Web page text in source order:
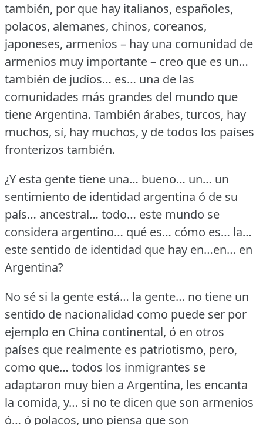
también, por que hay italianos, españoles,
polacos, alemanes, chinos, coreanos,
japoneses, armenios – hay una comunidad de
armenios muy importante – creo que es un…
también de judíos… es… una de las
comunidades más grandes del mundo que
tiene Argentina. También árabes, turcos, hay
muchos, sí, hay muchos, y de todos los países
fronterizos también.
¿Y esta gente tiene una… bueno… un… un
sentimiento de identidad argentina ó de su
país… ancestral… todo… este mundo se
considera argentino… qué es… cómo es… la…
este sentido de identidad que hay en…en… en
Argentina?
No sé si la gente está… la gente… no tiene un
sentido de nacionalidad como puede ser por
ejemplo en China continental, ó en otros
países que realmente es patriotismo, pero,
como que… todos los inmigrantes se
adaptaron muy bien a Argentina, les encanta
la comida, y… si no te dicen que son armenios
ó… ó polacos, uno piensa que son